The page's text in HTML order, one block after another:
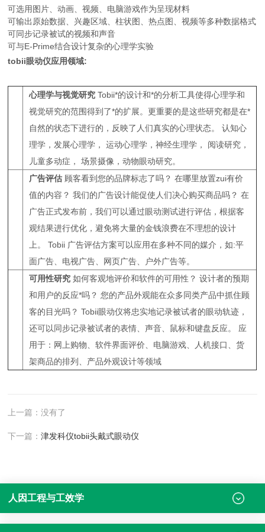
可选用图片、动画、视频、电脑游戏作为呈现材料
可输出原始数据、兴趣区域、柱状图、热点图、视频等多种数据格式
可同步记录被试的视频和声音
可与E-Prime结合设计复杂的心理学实验
tobii眼动仪应用领域:
心理学与视觉研究 Tobii*的设计和*的分析工具使得心理学和
视觉研究的范围得到了*的扩展。更重要的是这些研究都是在*
自然的状态下进行的，反映了人们真实的心理状态。 认知心
理学，发展心理学， 运动心理学，神经生理学， 阅读研究，
儿童多动症， 场景摄像，动物眼动研究。
广告评估 顾客看到您的品牌标志了吗？ 在哪里放置zui有价
值的内容？ 我们的广告设计能促使人们决心购买商品吗？ 在
广告正式发布前，我们可以通过眼动测试进行评估，根据客
观结果进行优化，避免将大量的金钱浪费在不理想的设计
上。 Tobii 广告评估方案可以应用在多种不同的媒介，如:平
面广告、电视广告、网页广告、户外广告等。
可用性研究 如何客观地评价和软件的可用性？ 设计者的预期
和用户的反应*吗？ 您的产品外观能在众多同类产品中抓住顾
客的目光吗？ Tobii眼动仪将忠实地记录被试者的眼动轨迹，
还可以同步记录被试者的表情、声音、鼠标和键盘反应。 应
用于：网上购物、软件界面评价、电脑游戏、人机接口、货
架商品的排列、产品外观设计等领域
上一篇：没有了
下一篇：津发科仪tobii头戴式眼动仪
人因工程与工效学